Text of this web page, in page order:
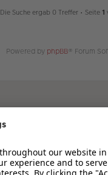
Die Suche ergab 0 Treffer • Seite 1
Powered by phpBB® Forum